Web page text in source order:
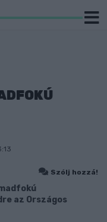
Szólj hozzá!
az Országos